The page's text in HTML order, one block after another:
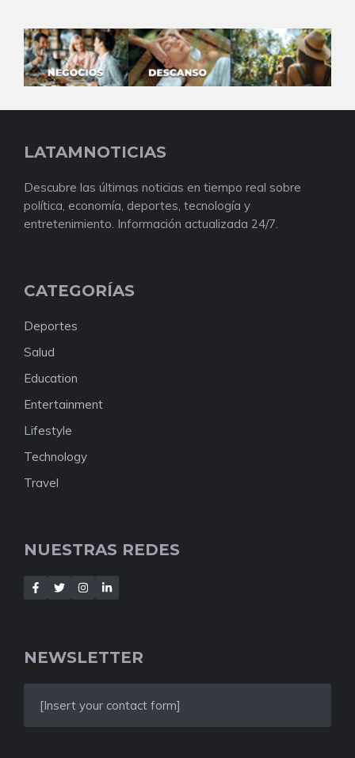
LATAMNOTICIAS
Descubre las últimas noticias en tiempo real sobre
política, economía, deportes, tecnología y
entretenimiento. Información actualizada 24/7.
CATEGORÍAS
Deportes
Salud
Education
Entertainment
Lifestyle
Technology
Travel
NUESTRAS REDES
NEWSLETTER
[Insert your contact form]